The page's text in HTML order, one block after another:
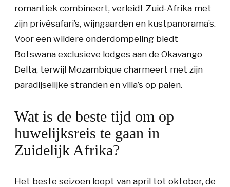
romantiek combineert, verleidt Zuid-Afrika met
zijn privésafari’s, wijngaarden en kustpanorama’s.
Voor een wildere onderdompeling biedt
Botswana exclusieve lodges aan de Okavango
Delta, terwijl Mozambique charmeert met zijn
paradijselijke stranden en villa’s op palen.
Wat is de beste tijd om op
huwelijksreis te gaan in
Zuidelijk Afrika?
Het beste seizoen loopt van april tot oktober, de